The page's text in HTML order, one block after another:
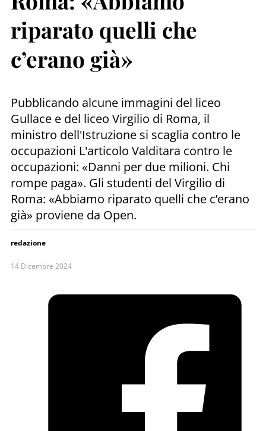
riparato quelli che
c’erano già»
Pubblicando alcune immagini del liceo
Gullace e del liceo Virgilio di Roma, il
ministro dell'Istruzione si scaglia contro le
occupazioni L'articolo Valditara contro le
occupazioni: «Danni per due milioni. Chi
rompe paga». Gli studenti del Virgilio di
Roma: «Abbiamo riparato quelli che c’erano
già» proviene da Open.
redazione
14 Dicembre 2024